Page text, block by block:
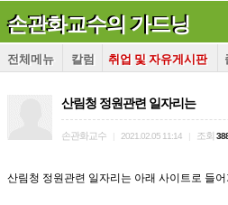
손관화교수의 가드닝
전체메뉴 칼럼 취업 및 자유게시판
산림청 정원관련 일자리는
손관화교수 2021.02.05 11:14 조회
산림청 정원관련 일자리는 아래 사이트로 들